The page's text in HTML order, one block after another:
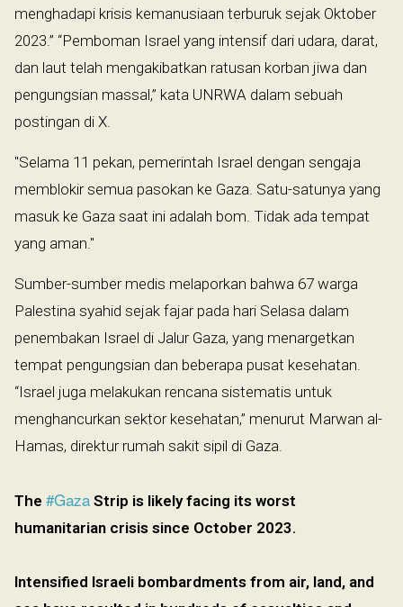
menghadapi krisis kemanusiaan terburuk sejak Oktober
2023.” “Pemboman Israel yang intensif dari udara, darat,
dan laut telah mengakibatkan ratusan korban jiwa dan
pengungsian massal,” kata UNRWA dalam sebuah
postingan di X.
"Selama 11 pekan, pemerintah Israel dengan sengaja
memblokir semua pasokan ke Gaza. Satu-satunya yang
masuk ke Gaza saat ini adalah bom. Tidak ada tempat
yang aman."
Sumber-sumber medis melaporkan bahwa 67 warga
Palestina syahid sejak fajar pada hari Selasa dalam
penembakan Israel di Jalur Gaza, yang menargetkan
tempat pengungsian dan beberapa pusat kesehatan.
“Israel juga melakukan rencana sistematis untuk
menghancurkan sektor kesehatan,” menurut Marwan al-
Hamas, direktur rumah sakit sipil di Gaza.
The #Gaza Strip is likely facing its worst
humanitarian crisis since October 2023.
Intensified Israeli bombardments from air, land, and